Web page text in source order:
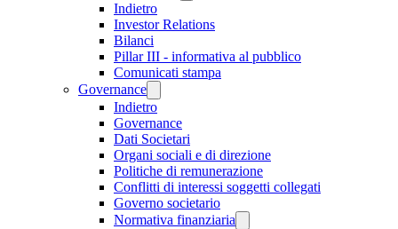
Indietro
Investor Relations
Bilanci
Pillar III - informativa al pubblico
Comunicati stampa
Governance
Indietro
Governance
Dati Societari
Organi sociali e di direzione
Politiche di remunerazione
Conflitti di interessi soggetti collegati
Governo societario
Normativa finanziaria